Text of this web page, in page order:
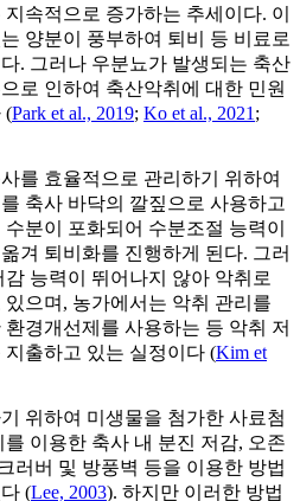
속적으로 증가하는 추세이다. 이
양분이 풍부하여 퇴비 등 비료로
. 그러나 우분뇨가 발생되는 축산
로 인하여 축산악취에 대한 민원
(Park et al., 2019; Ko et al., 2021 ;
를 효율적으로 관리하기 위하여
축사 바닥의 깔짚으로 사용하고
분이 포화되어 수분조절 능력이
겨 퇴비화를 진행하게 된다. 그러
능력이 뛰어나지 않아 악취로
으며, 농가에서는 악취 관리를
경개선제를 사용하는 등 악취 저
출하고 있는 실정이다 (Kim et
위하여 미생물을 첨가한 사료첨
이용한 축사 내 분진 저감, 오존
러버 및 방풍벽 등을 이용한 방법
(Lee, 2003). 하지만 이러한 방법